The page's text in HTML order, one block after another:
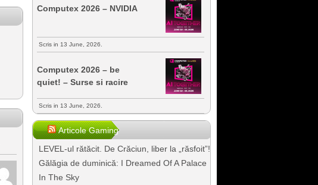
Computex 2026 – NVIDIA
Scris in 13 June, 2026.
Computex 2026 – be
quiet! – Surse si racire
Scris in 13 June, 2026.
Articole Gaming
LEVEL-ul rătăcit. De Crăciun, liber la „răsfoit”!
Gălăgia de duminică: I Dreamed Of A Palace
In The Sky